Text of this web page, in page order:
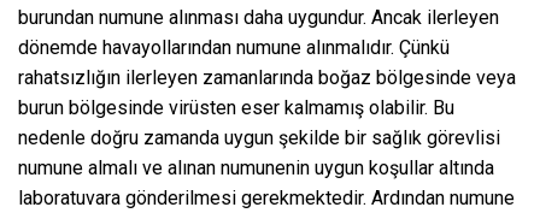
burundan numune alınması daha uygundur. Ancak ilerleyen
dönemde havayollarından numune alınmalıdır. Çünkü
rahatsızlığın ilerleyen zamanlarında boğaz bölgesinde veya
burun bölgesinde virüsten eser kalmamış olabilir. Bu
nedenle doğru zamanda uygun şekilde bir sağlık görevlisi
numune almalı ve alınan numunenin uygun koşullar altında
laboratuvara gönderilmesi gerekmektedir. Ardından numune